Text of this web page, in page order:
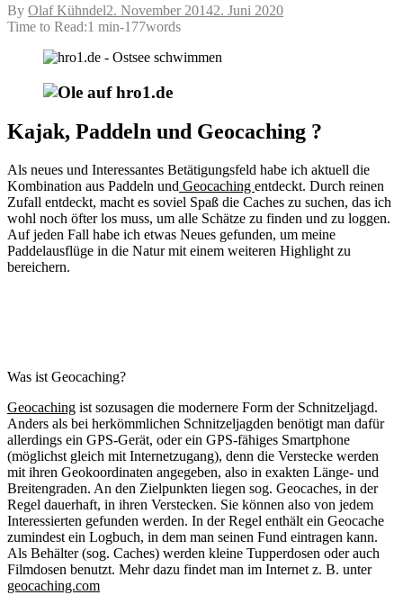
By Olaf KühndelPosted
on
2. November 20142. Juni 2020
Time to Read:1 min-177words
Kajak, Paddeln und Geocaching ?
Als neues und Interessantes Betätigungsfeld habe ich aktuell die
Kombination aus Paddeln und Geocaching entdeckt. Durch reinen
Zufall entdeckt, macht es soviel Spaß die Caches zu suchen, das ich
wohl noch öfter los muss, um alle Schätze zu finden und zu loggen.
Auf jeden Fall habe ich etwas Neues gefunden, um meine
Paddelausflüge in die Natur mit einem weiteren Highlight zu
bereichern.
Was ist Geocaching?
Geocaching ist sozusagen die modernere Form der Schnitzeljagd.
Anders als bei herkömmlichen Schnitzeljagden benötigt man dafür
allerdings ein GPS-Gerät, oder ein GPS-fähiges Smartphone
(möglichst gleich mit Internetzugang), denn die Verstecke werden
mit ihren Geokoordinaten angegeben, also in exakten Länge- und
Breitengraden. An den Zielpunkten liegen sog. Geocaches, in der
Regel dauerhaft, in ihren Verstecken. Sie können also von jedem
Interessierten gefunden werden. In der Regel enthält ein Geocache
zumindest ein Logbuch, in dem man seinen Fund eintragen kann.
Als Behälter (sog. Caches) werden kleine Tupperdosen oder auch
Filmdosen benutzt. Mehr dazu findet man im Internet z. B. unter
geocaching.com